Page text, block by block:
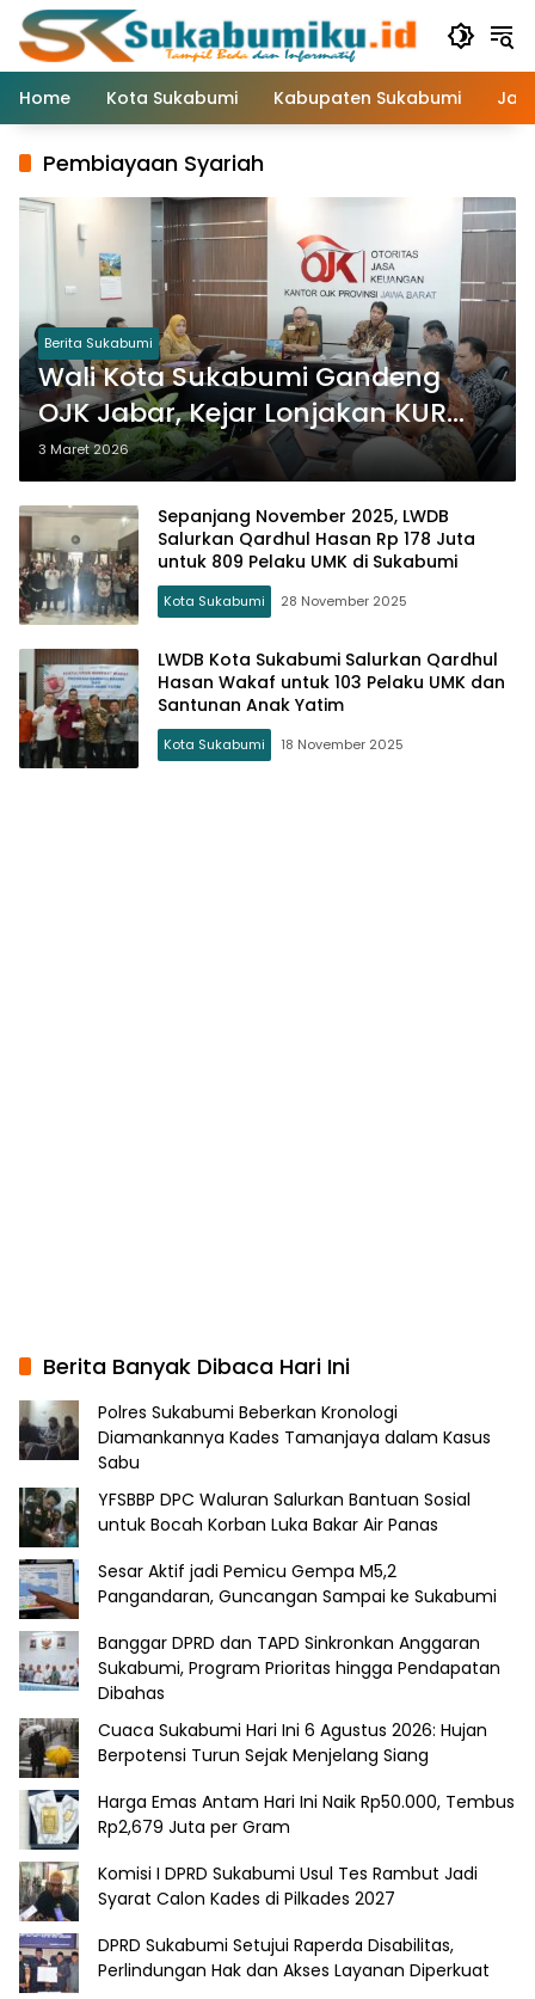
Langsung
konten
Home
Kota Sukabumi Kabupaten Sukabumi
Pembiayaan Syariah
Berita Sukabumi
Wali Kota Sukabumi Gandeng
OJK Jabar, Kejar Lonjakan KUR
dan Perkuat Pembiayaan UMKM
3 Maret 2026
Sepanjang November 2025, LWDB
Salurkan Qardhul Hasan Rp 178 Juta
untuk 809 Pelaku UMK di Sukabumi
Kota Sukabumi 28 November 2025
LWDB Kota Sukabumi Salurkan Qardhul
Hasan Wakaf untuk 103 Pelaku UMK dan
Santunan Anak Yatim
Kota Sukabumi 18 November 2025
Berita Banyak Dibaca Hari Ini
Polres Sukabumi Beberkan Kronologi
Diamankannya Kades Tamanjaya dalam Kasus
Sabu
YFSBBP DPC Waluran Salurkan Bantuan Sosial
untuk Bocah Korban Luka Bakar Air Panas
Sesar Aktif jadi Pemicu Gempa M5,2
Pangandaran, Guncangan Sampai ke Sukabumi
Banggar DPRD dan TAPD Sinkronkan Anggaran
Sukabumi, Program Prioritas hingga Pendapatan
Dibahas
Cuaca Sukabumi Hari Ini 6 Agustus 2026: Hujan
Berpotensi Turun Sejak Menjelang Siang
Harga Emas Antam Hari Ini Naik Rp50.000, Tembus
Rp2,679 Juta per Gram
Komisi I DPRD Sukabumi Usul Tes Rambut Jadi
Syarat Calon Kades di Pilkades 2027
DPRD Sukabumi Setujui Raperda Disabilitas,
Perlindungan Hak dan Akses Layanan Diperkuat